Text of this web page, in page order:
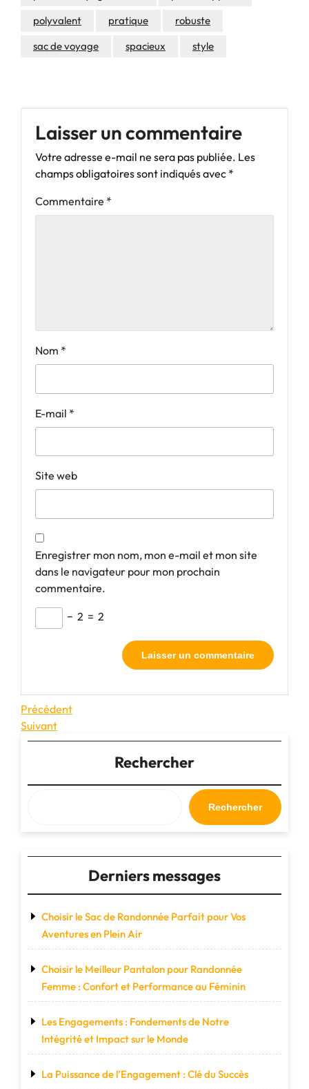
polyvalent
pratique
robuste
sac de voyage
spacieux style
Laisser un commentaire
Votre adresse e-mail ne sera pas publiée. Les
champs obligatoires sont indiqués avec *
Commentaire *
Nom *
E-mail *
Site web
Enregistrer mon nom, mon e-mail et mon site
dans le navigateur pour mon prochain
commentaire.
− 2 = 2
Navigation
de
Article
précédent
Précédent
Article
suivant
Suivant
Rechercher
Rechercher
Derniers messages
Choisir le Sac de Randonnée Parfait pour Vos
Aventures en Plein Air
Choisir le Meilleur Pantalon pour Randonnée
Femme : Confort et Performance au Féminin
Les Engagements : Fondements de Notre
Intégrité et Impact sur le Monde
La Puissance de l’Engagement : Clé du Succès